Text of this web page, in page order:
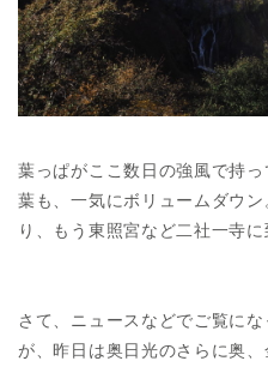
葉っぱがここ数日の強風で持
葉も、一気にボリュームダウ
り、もう東照宮など二社一寺に
さて、ニュースなどでご覧に
が、昨日は奥日光のさらに奥